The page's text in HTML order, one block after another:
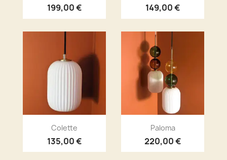
199,00 € 149,00 €
Aperçu rapide
Colette
135,00 €
Aperçu rapide
Paloma
220,00 €